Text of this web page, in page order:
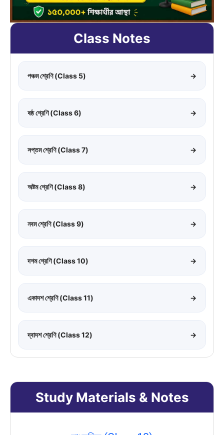
Class Notes
পঞ্চম শ্রেণি (Class 5) →
ষষ্ঠ শ্রেণি (Class 6) →
সপ্তম শ্রেণি (Class 7) →
অষ্টম শ্রেণি (Class 8) →
নবম শ্রেণি (Class 9) →
দশম শ্রেণি (Class 10) →
একাদশ শ্রেণি (Class 11) →
দ্বাদশ শ্রেণি (Class 12) →
Study Materials & Notes